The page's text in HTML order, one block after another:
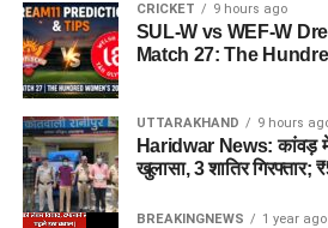
CRICKET 9 hours ago
SUL-W vs WEF-W
Match 27: The
UTTARAKHAND 9 hours
Haridwar News: कांवड़
खुलासा, 3 शातिर गिरफ्तार;
BREAKINGNEWS 1 year ago